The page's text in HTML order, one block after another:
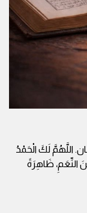
اللَّهُمَّ لَكَ الْحَمْدُ
النِّعَمِ، ظَاهِرَةً